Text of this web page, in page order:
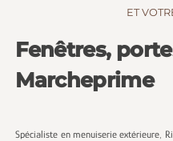
ET
Fenêtres,
Marcheprime
Spécialiste en menuiserie extérieure,